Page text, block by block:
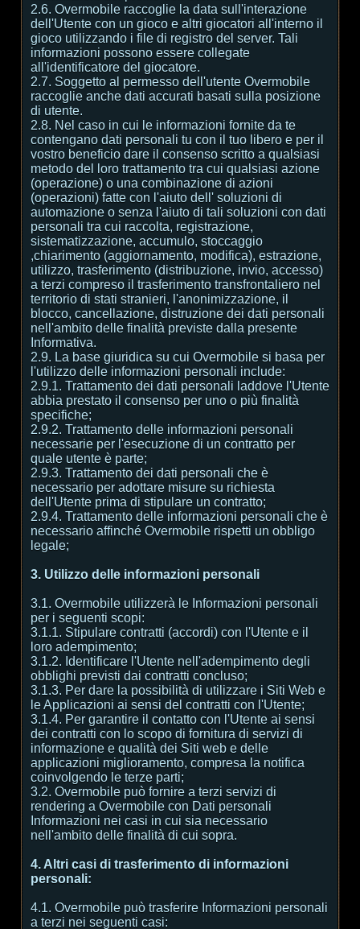
2.6. Overmobile raccoglie la data sull'interazione
dell'Utente con un gioco e altri giocatori all'interno il
gioco utilizzando i file di registro del server. Tali
informazioni possono essere collegate
all'identificatore del giocatore.
2.7. Soggetto al permesso dell'utente Overmobile
raccoglie anche dati accurati basati sulla posizione
di utente.
2.8. Nel caso in cui le informazioni fornite da te
contengano dati personali tu con il tuo libero e per il
vostro beneficio dare il consenso scritto a qualsiasi
metodo del loro trattamento tra cui qualsiasi azione
(operazione) o una combinazione di azioni
(operazioni) fatte con l'aiuto dell' soluzioni di
automazione o senza l'aiuto di tali soluzioni con dati
personali tra cui raccolta, registrazione,
sistematizzazione, accumulo, stoccaggio
,chiarimento (aggiornamento, modifica), estrazione,
utilizzo, trasferimento (distribuzione, invio, accesso)
a terzi compreso il trasferimento transfrontaliero nel
territorio di stati stranieri, l'anonimizzazione, il
blocco, cancellazione, distruzione dei dati personali
nell'ambito delle finalità previste dalla presente
Informativa.
2.9. La base giuridica su cui Overmobile si basa per
l'utilizzo delle informazioni personali include:
2.9.1. Trattamento dei dati personali laddove l'Utente
abbia prestato il consenso per uno o più finalità
specifiche;
2.9.2. Trattamento delle informazioni personali
necessarie per l'esecuzione di un contratto per
quale utente è parte;
2.9.3. Trattamento dei dati personali che è
necessario per adottare misure su richiesta
dell'Utente prima di stipulare un contratto;
2.9.4. Trattamento delle informazioni personali che è
necessario affinché Overmobile rispetti un obbligo
legale;
3. Utilizzo delle informazioni personali
3.1. Overmobile utilizzerà le Informazioni personali
per i seguenti scopi:
3.1.1. Stipulare contratti (accordi) con l'Utente e il
loro adempimento;
3.1.2. Identificare l'Utente nell'adempimento degli
obblighi previsti dai contratti concluso;
3.1.3. Per dare la possibilità di utilizzare i Siti Web e
le Applicazioni ai sensi del contratti con l'Utente;
3.1.4. Per garantire il contatto con l'Utente ai sensi
dei contratti con lo scopo di fornitura di servizi di
informazione e qualità dei Siti web e delle
applicazioni miglioramento, compresa la notifica
coinvolgendo le terze parti;
3.2. Overmobile può fornire a terzi servizi di
rendering a Overmobile con Dati personali
Informazioni nei casi in cui sia necessario
nell'ambito delle finalità di cui sopra.
4. Altri casi di trasferimento di informazioni
personali:
4.1. Overmobile può trasferire Informazioni personali
a terzi nei seguenti casi: